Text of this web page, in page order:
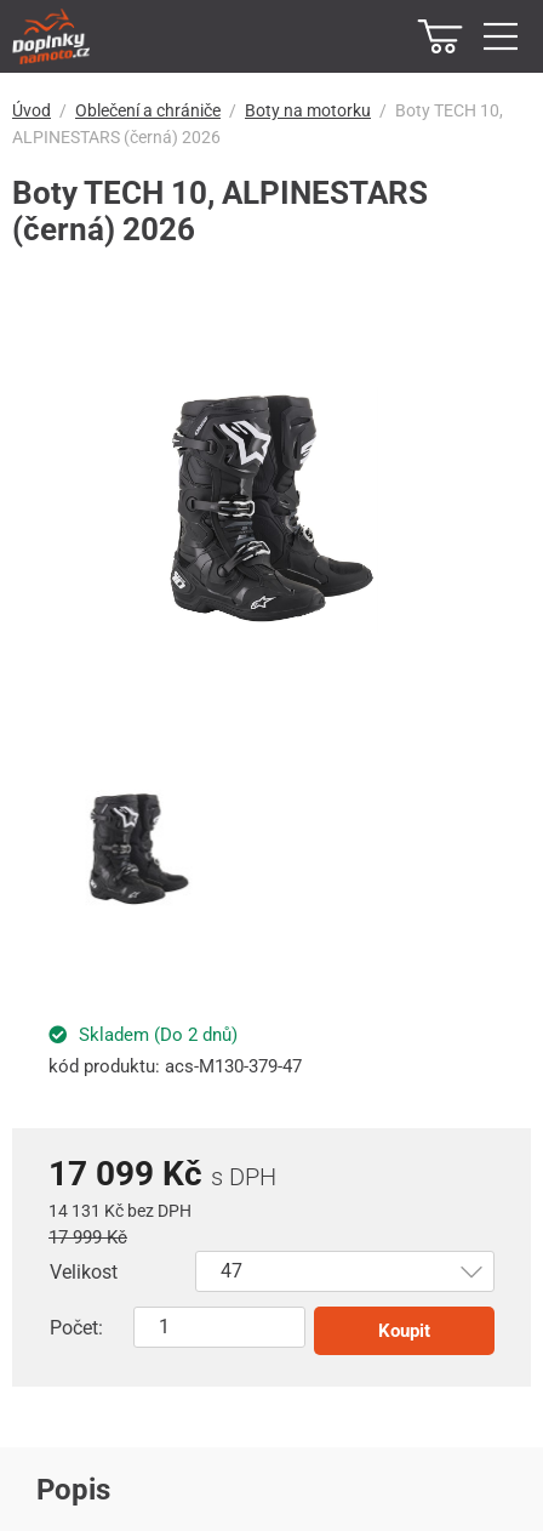
Úvod Oblečení a chrániče Boty na motorku
Boty TECH 10,
ALPINESTARS (černá) 2026
Boty TECH 10, ALPINESTARS
(černá) 2026
Skladem (Do 2 dnů)
kód produktu: acs-M130-379-47
17 099 Kč s DPH
14 131 Kč bez DPH
17 999 Kč
Velikost
Počet: Koupit
Popis